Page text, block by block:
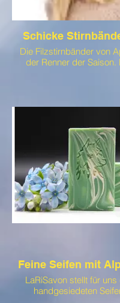
Schicke
Die Filzstirnbänder von
der Renner der Saison.
Feine Seifen mit
LaRiSavon stellt für
handgesiedeten